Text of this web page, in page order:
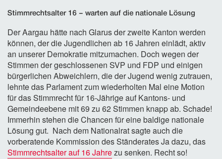
Stimmrechtsalter 16 – warten auf die nationale Lösung
Der Aargau hätte nach Glarus der zweite Kanton werden
können, der die Jugendlichen ab 16 Jahren einlädt, aktiv
an unserer Demokratie mitzumachen. Doch wegen der
Stimmen der geschlossenen SVP und FDP und einigen
bürgerlichen Abweichlern, die der Jugend wenig zutrauen,
lehnte das Parlament zum wiederholten Mal eine Motion
für das Stimmrecht für 16-Jährige auf Kantons- und
Gemeindeebene mit 69 zu 62 Stimmen knapp ab. Schade!
Immerhin stehen die Chancen für eine baldige nationale
Lösung gut. Nach dem Nationalrat sagte auch die
vorberatende Kommission des Ständerates Ja dazu, das
Stimmrechtsalter auf 16 Jahrezu senken. Recht so!